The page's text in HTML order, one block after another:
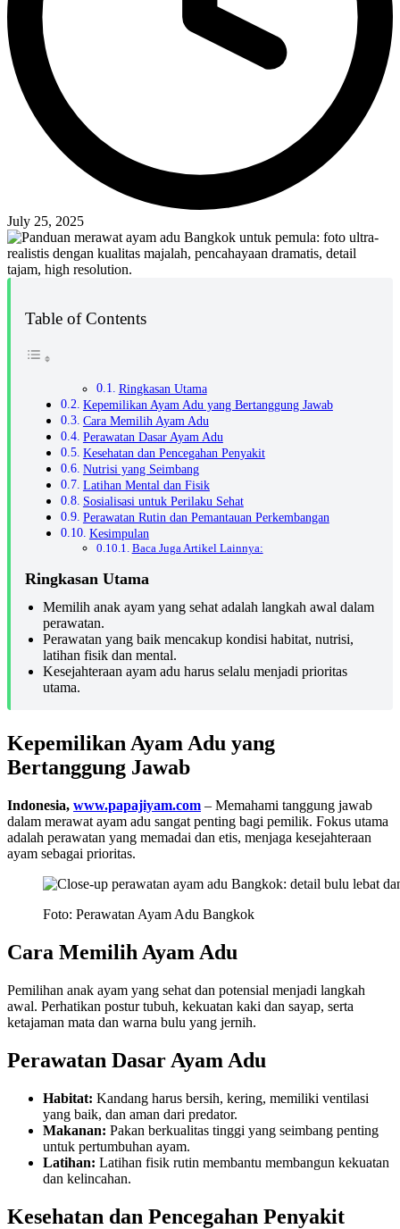
July 25, 2025
Table of Contents
Ringkasan Utama
Kepemilikan Ayam Adu yang Bertanggung Jawab
Cara Memilih Ayam Adu
Perawatan Dasar Ayam Adu
Kesehatan dan Pencegahan Penyakit
Nutrisi yang Seimbang
Latihan Mental dan Fisik
Sosialisasi untuk Perilaku Sehat
Perawatan Rutin dan Pemantauan Perkembangan
Kesimpulan
Baca Juga Artikel Lainnya:
Ringkasan Utama
Memilih anak ayam yang sehat adalah langkah awal dalam
perawatan.
Perawatan yang baik mencakup kondisi habitat, nutrisi,
latihan fisik dan mental.
Kesejahteraan ayam adu harus selalu menjadi prioritas
utama.
Kepemilikan Ayam Adu yang
Bertanggung Jawab
Indonesia, www.papajiyam.com – Memahami tanggung jawab
dalam merawat ayam adu sangat penting bagi pemilik. Fokus utama
adalah perawatan yang memadai dan etis, menjaga kesejahteraan
ayam sebagai prioritas.
Foto: Perawatan Ayam Adu Bangkok
Cara Memilih Ayam Adu
Pemilihan anak ayam yang sehat dan potensial menjadi langkah
awal. Perhatikan postur tubuh, kekuatan kaki dan sayap, serta
ketajaman mata dan warna bulu yang jernih.
Perawatan Dasar Ayam Adu
Habitat: Kandang harus bersih, kering, memiliki ventilasi
yang baik, dan aman dari predator.
Makanan: Pakan berkualitas tinggi yang seimbang penting
untuk pertumbuhan ayam.
Latihan: Latihan fisik rutin membantu membangun kekuatan
dan kelincahan.
Kesehatan dan Pencegahan Penyakit